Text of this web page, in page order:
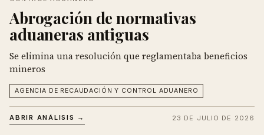
Abrogación de normativas
aduaneras antiguas
Se elimina una resolución que reglamentaba beneficios
mineros
AGENCIA DE RECAUDACIÓN Y CONTROL ADUANERO
ABRIR ANÁLISIS → 23 DE JULIO DE 2026